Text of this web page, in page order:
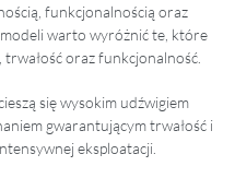
funkcjonalnością oraz
warto wyróżnić te, które
oraz funkcjonalność.
się wysokim udźwigiem
gwarantującym trwałość i
eksploatacji.